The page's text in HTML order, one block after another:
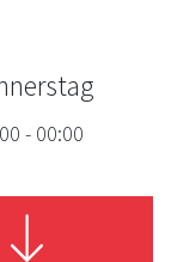
- 00:00